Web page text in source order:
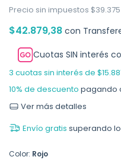
Precio sin impuestos $39.375
$42.879,38 con
Cuotas SIN interés
3 cuotas sin interés de
10% de descuento pagando
Ver más detalles
Envío gratis superando
Color: Rojo